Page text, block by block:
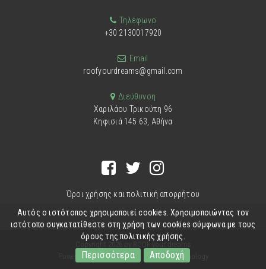
Αυτός ο ιστότοπος χρησιμοποιεί cookies. Χρησιμοποιώντας τον
ιστότοπο συγκατατίθεστε στη χρήση των cookies σύμφωνα με τους
όρους της πολιτικής χρήσης.
Περισσότερα Αποδοχή
Τηλέφωνο
+30 2130017920
Email
roofyourdreams@gmail.com
Διεύθυνση
Χαριλάου Τρικούπη 96
Κηφισιά 145 63, Αθήνα
Όροι χρήσης και πολιτική απορρήτου
Copyright 2026 by ROOF your dreams
Powered byFortunet Hellas e-agents technology